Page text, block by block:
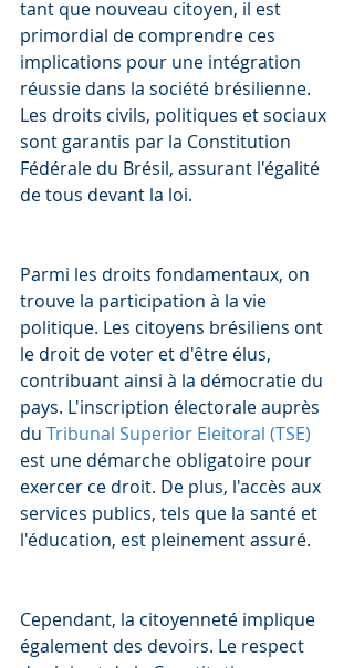
tant que nouveau citoyen, il est
primordial de comprendre ces
implications pour une intégration
réussie dans la société brésilienne.
Les droits civils, politiques et sociaux
sont garantis par la Constitution
Fédérale du Brésil, assurant l'égalité
de tous devant la loi.
Parmi les droits fondamentaux, on
trouve la participation à la vie
politique. Les citoyens brésiliens ont
le droit de voter et d'être élus,
contribuant ainsi à la démocratie du
pays. L'inscription électorale auprès
du Tribunal Superior Eleitoral (TSE)
est une démarche obligatoire pour
exercer ce droit. De plus, l'accès aux
services publics, tels que la santé et
l'éducation, est pleinement assuré.
Cependant, la citoyenneté implique
également des devoirs. Le respect